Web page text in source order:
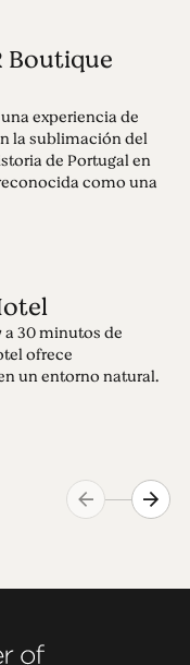
Boutique
experiencia de
la sublimación del
de Portugal en
como una
a 30 minutos de
ofrece
un entorno natural.